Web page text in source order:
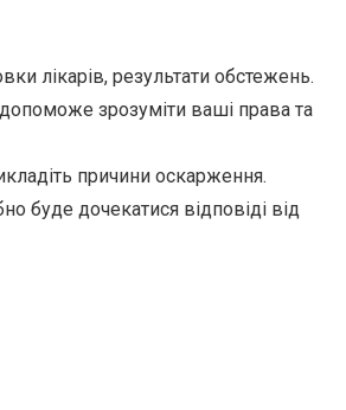
лікарів, результати обстежень.
зрозуміти ваші права та
причини оскарження.
буде дочекатися відповіді від